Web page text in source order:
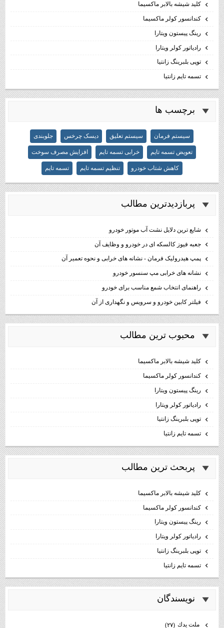
كليد شيشه بالابر ماكسيما
كندانسور كولر ماكسيما
رینگ پیستون ویتارا
رادیاتور کولر ویتارا
توپی بلبرینگ زانتیا
تسمه تایم زانتیا
برچسب ها
سیستم فرمان سیستم تعلیق دیسک چرخس جلوبندی
تعویض تسمه تایم خرابی تسمه تایم افزایش مصرف سوخت
کاهش شتاب خودرو تنظیم تسمه تایم تسمه تایم
پربازديدترين مطالب
شایع ترین دلایل نشت آب موتور خودرو
جعبه فیوز کالسکه ای در خودرو و وظایف آن
پمپ هیدرولیک فرمان - نشانه های خرابی و نحوه تعمیر آن
نشانه های خرابی مپ سنسور خودرو
راهنمای انتخاب شمع مناسب برای خودرو
فیلتر کابین خودرو و سرویس و نگهداری از آن
محبوب ترين مطالب
كليد شيشه بالابر ماكسيما
كندانسور كولر ماكسيما
رینگ پیستون ویتارا
رادیاتور کولر ویتارا
توپی بلبرینگ زانتیا
تسمه تایم زانتیا
پربحث ترين مطالب
كليد شيشه بالابر ماكسيما
كندانسور كولر ماكسيما
رینگ پیستون ویتارا
رادیاتور کولر ویتارا
توپی بلبرینگ زانتیا
تسمه تایم زانتیا
نويسندگان
ملت يدك (۲۷)